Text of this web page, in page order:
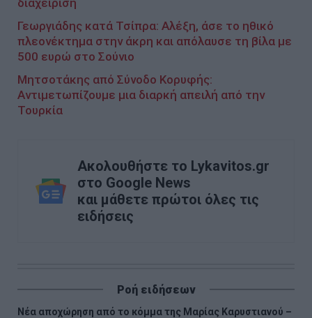
Γεωργιάδης κατά Τσίπρα: Αλέξη, άσε το ηθικό
πλεονέκτημα στην άκρη και απόλαυσε τη βίλα με
500 ευρώ στο Σούνιο
Μητσοτάκης από Σύνοδο Κορυφής:
Αντιμετωπίζουμε μια διαρκή απειλή από την
Τουρκία
Ακολουθήστε το Lykavitos.gr
στο Google News
και μάθετε πρώτοι όλες τις
ειδήσεις
Ροή ειδήσεων
Νέα αποχώρηση από το κόμμα της Μαρίας Καρυστιανού –